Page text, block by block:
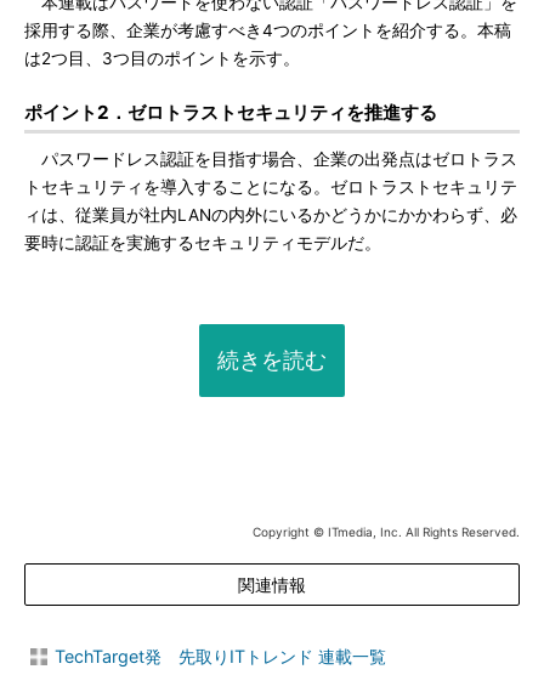
採用する際、企業が考慮すべき4つのポイントを紹介する。本稿
は2つ目、3つ目のポイントを示す。
ポイント2．ゼロトラストセキュリティを推進する
パスワードレス認証を目指す場合、企業の出発点はゼロトラス
トセキュリティを導入することになる。ゼロトラストセキュリテ
ィは、従業員が社内LANの内外にいるかどうかにかかわらず、必
要時に認証を実施するセキュリティモデルだ。
続きを読む
Copyright © ITmedia, Inc. All Rights Reserved.
関連情報
TechTarget発 先取りITトレンド 連載一覧